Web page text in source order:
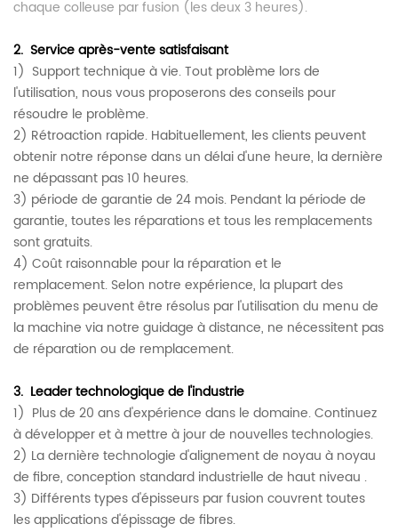
chaque colleuse par fusion (les deux 3 heures).
2. Service après-vente satisfaisant
1) Support technique à vie.Tout problème lors de
l'utilisation, nous vous proposerons des conseils pour
résoudre le problème.
2) Rétroaction rapide. Habituellement, les clients peuvent
obtenir notre réponse dans un délai d'une heure, la dernière
ne dépassant pas 10 heures.
3) période de garantie de 24 mois. Pendant la période de
garantie, toutes les réparations et tous les remplacements
sont gratuits.
4) Coût raisonnable pour la réparation et le
remplacement. Selon notre expérience, la plupart des
problèmes peuvent être résolus par l'utilisation du menu de
la machine via notre guidage à distance, ne nécessitent pas
de réparation ou de remplacement.
3. Leader technologique de l'industrie
1) Plus de 20 ans d'expérience dans le domaine. Continuez
à développer et à mettre à jour de nouvelles technologies.
2) La dernière technologie d'alignement de noyau à noyau
de fibre, conception standard industrielle de haut niveau .
3) Différents types d'épisseurs par fusion couvrent toutes
les applications d'épissage de fibres.